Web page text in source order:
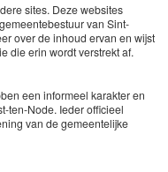
sites. Deze websites
van Sint-
over de inhoud ervan en wijst
die erin wordt verstrekt af.
een informeel karakter en
ten-Node. Ieder officieel
van de gemeentelijke